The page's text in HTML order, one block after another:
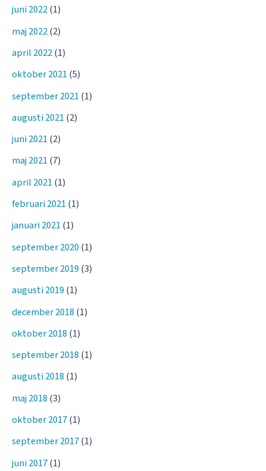
juni 2022(1)
maj 2022(2)
april 2022(1)
oktober 2021 (5)
september 2021 (1)
augusti 2021 (2)
juni 2021 (2)
maj 2021 (7)
april 2021 (1)
februari 2021 (1)
januari 2021 (1)
september 2020 (1)
september 2019 (3)
augusti 2019 (1)
december 2018 (1)
oktober 2018 (1)
september 2018 (1)
augusti 2018 (1)
maj 2018 (3)
oktober 2017(1)
september 2017(1)
juni 2017(1)